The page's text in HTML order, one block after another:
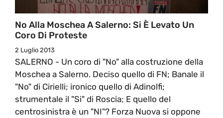
No Alla Moschea A Salerno: Si È Levato Un
Coro Di Proteste
2 Luglio 2013
SALERNO - Un coro di "No" alla costruzione della
Moschea a Salerno. Deciso quello di FN; Banale il
"No" di Cirielli; ironico quello di Adinolfi;
strumentale il "Si" di Roscia; E quello del
centrosinistra è un "NI"? Forza Nuova si oppone